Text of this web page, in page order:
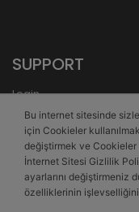
SUPPORT
Login
Register
Forgot Password
Bank Transfer
Bu internet sitesinde
için Cookieler
değiştirmek ve Cookieler
İnternet Sitesi Gizlilik
ayarlarını değiştirmeniz
özelliklerinin